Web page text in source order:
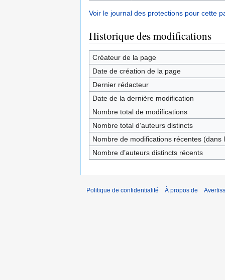
Voir le journal des protections pour cette
Historique des modifications
Créateur de la page
Date de création de la page
Dernier rédacteur
Date de la dernière modification
Nombre total de modifications
Nombre total d’auteurs distincts
Nombre de modifications récentes (dans
Nombre d’auteurs distincts récents
Politique de confidentialité À propos de